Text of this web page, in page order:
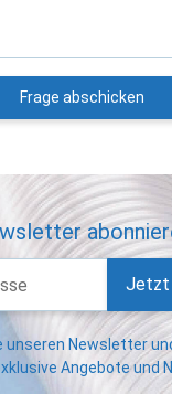
Frage abschicken
Jetzt
unseren Newsletter
Angebote und